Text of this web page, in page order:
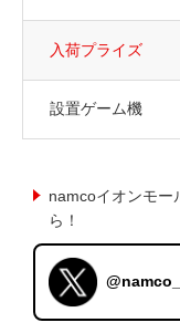
入荷プライズ
設置ゲーム機
namcoイオンモー
ら！